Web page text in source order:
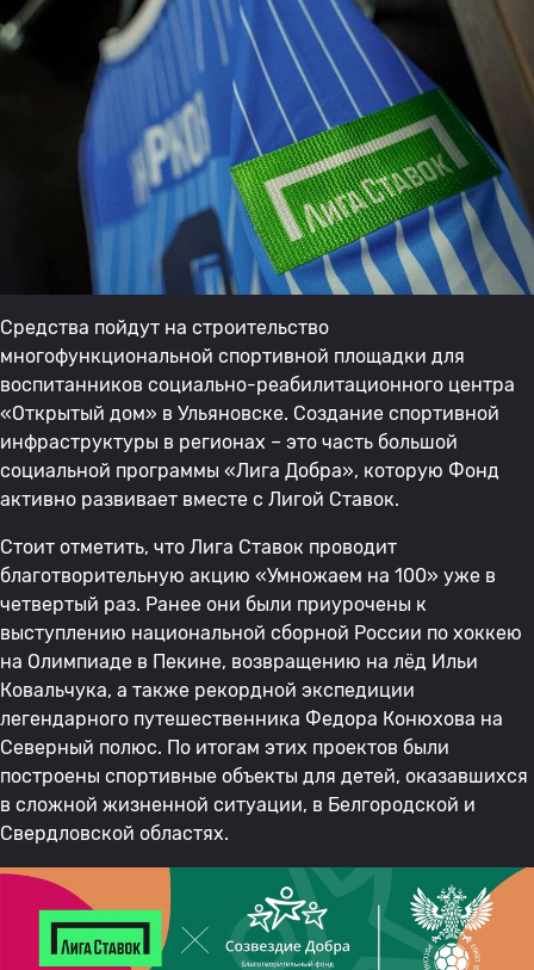
Средства пойдут на строительство
многофункциональной спортивной площадки для
воспитанников социально-реабилитационного центра
«Открытый дом» в Ульяновске. Создание спортивной
инфраструктуры в регионах – это часть большой
социальной программы «Лига Добра», которую Фонд
активно развивает вместе с Лигой Ставок.
Стоит отметить, что Лига Ставок проводит
благотворительную акцию «Умножаем на 100» уже в
четвертый раз. Ранее они были приурочены к
выступлению национальной сборной России по хоккею
на Олимпиаде в Пекине, возвращению на лёд Ильи
Ковальчука, а также рекордной экспедиции
легендарного путешественника Федора Конюхова на
Северный полюс. По итогам этих проектов были
построены спортивные объекты для детей, оказавшихся
в сложной жизненной ситуации, в Белгородской и
Свердловской областях.